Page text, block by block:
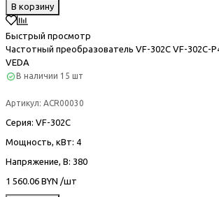
В корзину
Быстрый просмотр
Частотный преобразователь VF-302С VF-302C-
VEDA
В наличии 15 шт
Артикул: ACR00030
Серия: VF-302С
Мощность, кВт: 4
Напряжение, В: 380
1 560.06 BYN /шт